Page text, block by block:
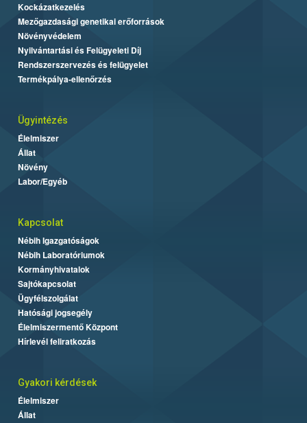
Kockázatkezelés
Mezőgazdasági genetikai erőforrások
Növényvédelem
Nyilvántartási és Felügyeleti Díj
Rendszerszervezés és felügyelet
Termékpálya-ellenőrzés
Ügyintézés
Élelmiszer
Állat
Növény
Labor/Egyéb
Kapcsolat
Nébih Igazgatóságok
Nébih Laboratóriumok
Kormányhivatalok
Sajtókapcsolat
Ügyfélszolgálat
Hatósági jogsegély
Élelmiszermentő Központ
Hírlevél feliratkozás
Gyakori kérdések
Élelmiszer
Állat